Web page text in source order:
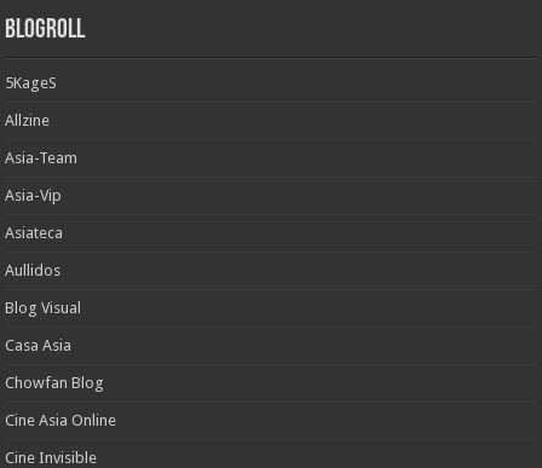
Blogroll
5KageS
Allzine
Asia-Team
Asia-Vip
Asiateca
Aullidos
Blog Visual
Casa Asia
Chowfan Blog
Cine Asia Online
Cine Invisible